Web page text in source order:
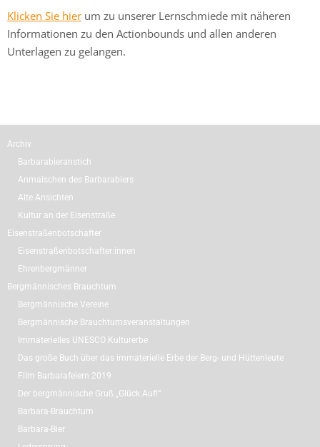
Klicken Sie hier um zu unserer Lernschmiede mit näheren
Informationen zu den Actionbounds und allen anderen
Unterlagen zu gelangen.
Archiv
Barbarabieranstich
Anmaischen des Barbarabiers
Alte Ansichten
Kultur an der Eisenstraße
Eisenstraßenbotschafter
Eisenstraßenbotschafter:innen
Ehrenbergmänner
Bergmännisches Brauchtum
Bergmännische Vereine
Bergmännische Brauchtumsveranstaltungen
Immaterielles UNESCO Kulturerbe
Das große Buch über das immaterielle Erbe der Berg- und Hüttenleute
Film Barbarafeiern 2019
Der bergmännische Gruß „Glück Auf!“
Barbara-Brauchtum
Barbara-Bier